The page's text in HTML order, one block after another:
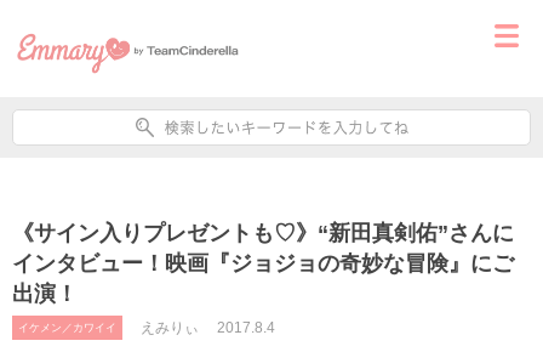
《サイン入りプレゼントも♡》“新田真剣佑”さんに
インタビュー！映画『ジョジョの奇妙な冒険』にご
出演！
イケメン／カワイイ えみりぃ 2017.8.4